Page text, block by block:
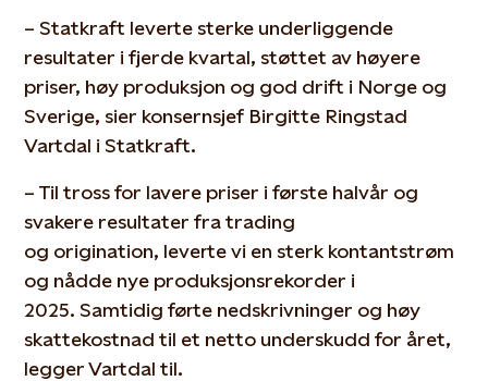
– Statkraft leverte sterke underliggende
resultater i fjerde kvartal, støttet av høyere
priser, høy produksjon og god drift i Norge og
Sverige, sier konsernsjef Birgitte Ringstad
Vartdal i Statkraft.
– Til trossfor lavere priser i første halvår og
svakere resultater fratrading
og origination, levertevi en sterk kontantstrøm
og nådde nye produksjonsrekorder i
2025. Samtidig førte nedskrivninger og høy
skattekostnad til et netto underskuddfor året,
legger Vartdal til.